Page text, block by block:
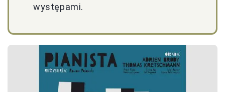
występami.